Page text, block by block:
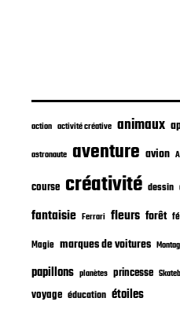
t
o
action activité créative animaux
astronaute aventure avion
course créativité dessin
fantaisie Ferrari fleurs forêt
Magie marques de voitures
papillons planètes princesse
voyage éducation étoiles